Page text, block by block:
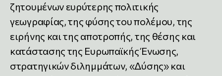
ζητουμένων ευρύτερης πολιτικής
γεωγραφίας, της φύσης του πολέμου, της
ειρήνης και της αποτροπής, της θέσης και
κατάστασης της Ευρωπαϊκής Ένωσης,
στρατηγικών διλημμάτων, «Δύσης» και